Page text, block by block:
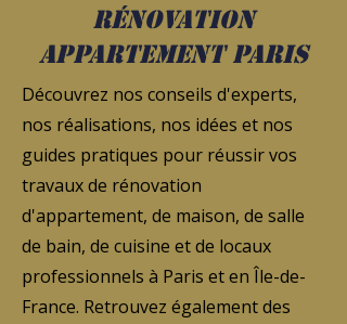
rénovation
appartement Paris
Découvrez nos conseils d'experts,
nos réalisations, nos idées et nos
guides pratiques pour réussir vos
travaux de rénovation
d'appartement, de maison, de salle
de bain, de cuisine et de locaux
professionnels à Paris et en Île-de-
France. Retrouvez également des